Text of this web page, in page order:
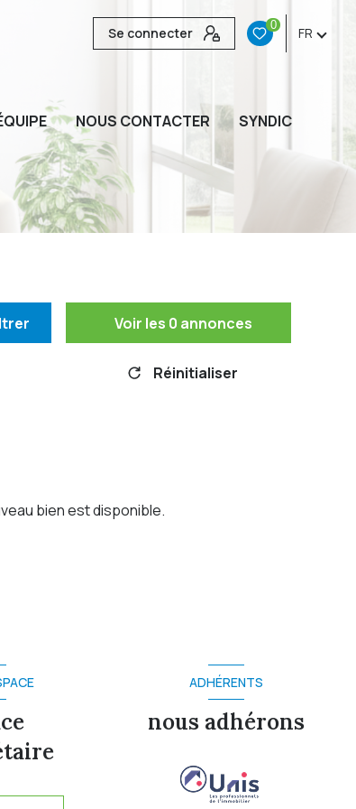
Se connecter 0 FR
NOUS CONTACTER SYNDIC
Voir les 0 annonces
Réinitialiser
bien est disponible.
ADHÉRENTS
nous adhérons